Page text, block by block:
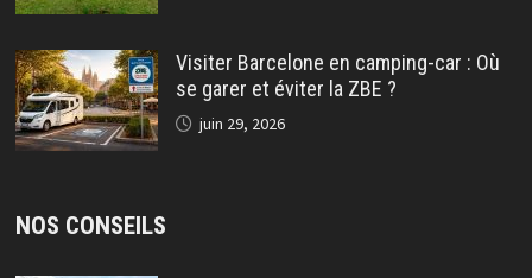
Visiter Barcelone en camping-car : Où
se garer et éviter la ZBE ?
juin 29, 2026
NOS CONSEILS